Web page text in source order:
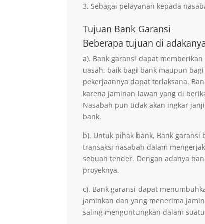
Sebagai pelayanan kepada
Tujuan Bank Garansi
Beberapa tujuan di
a). Bank garansi dapat
uasah, baik bagi bank maupun
pekerjaannya dapat terlaksana.
karena jaminan lawan yang di
Nasabah pun tidak akan ingkar
bank.
b). Untuk pihak bank, Bank
transaksi nasabah dalam
sebuah tender. Dengan adanya
proyeknya.
c). Bank garansi dapat
jaminkan dan yang menerima
saling menguntungkan dalam